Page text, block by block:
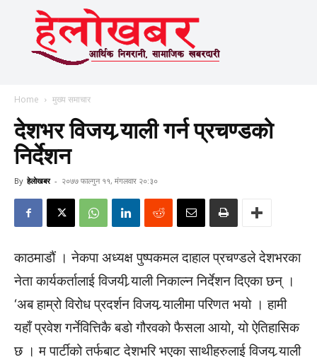
Home मुख्य समाचार
देशभर विजय र्‍याली गर्न प्रचण्डको
निर्देशन
By हेलाेखबर - २०७७ फाल्गुन ११, मंगलवार २०:३०
काठमाडौं । नेकपा अध्यक्ष पुष्पकमल दाहाल प्रचण्डले देशभरका
नेता कार्यकर्तालाई विजयी र्‍याली निकाल्न निर्देशन दिएका छन् ।
‘अब हाम्रो विरोध प्रदर्शन विजय र्‍यालीमा परिणत भयो । हामी
यहाँ प्रवेश गर्नेवित्तिकै बडो गौरवको फैसला आयो, यो ऐतिहासिक
छ । म पार्टीको तर्फबाट देशभरि भएका साथीहरुलाई विजय र्‍याली